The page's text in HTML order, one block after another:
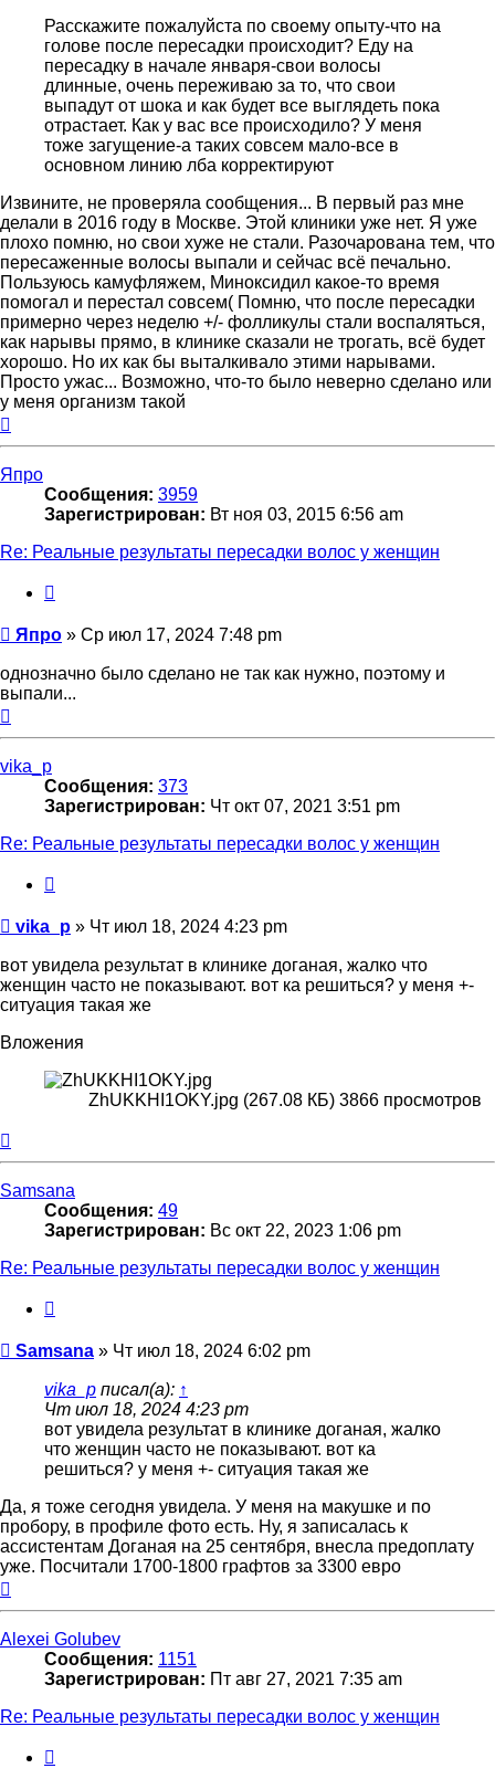
Расскажите пожалуйста по своему опыту-что на
голове после пересадки происходит? Еду на
пересадку в начале января-свои волосы
длинные, очень переживаю за то, что свои
выпадут от шока и как будет все выглядеть пока
отрастает. Как у вас все происходило? У меня
тоже загущение-а таких совсем мало-все в
основном линию лба корректируют
Извините, не проверяла сообщения... В первый раз мне
делали в 2016 году в Москве. Этой клиники уже нет. Я уже
плохо помню, но свои хуже не стали. Разочарована тем, что
пересаженные волосы выпали и сейчас всё печально.
Пользуюсь камуфляжем, Миноксидил какое-то время
помогал и перестал совсем( Помню, что после пересадки
примерно через неделю +/- фолликулы стали воспаляться,
как нарывы прямо, в клинике сказали не трогать, всё будет
хорошо. Но их как бы выталкивало этими нарывами.
Просто ужас... Возможно, что-то было неверно сделано или
у меня организм такой
Япро
Сообщения: 3959
Зарегистрирован: Вт ноя 03, 2015 6:56 am
Re: Реальные результаты пересадки волос у женщин
Сообщение
Япро » Ср июл 17, 2024 7:48 pm
однозначно было сделано не так как нужно, поэтому и
выпали...
vika_p
Сообщения: 373
Зарегистрирован: Чт окт 07, 2021 3:51 pm
Re: Реальные результаты пересадки волос у женщин
Сообщение
vika_p » Чт июл 18, 2024 4:23 pm
вот увидела результат в клинике доганая, жалко что
женщин часто не показывают. вот ка решиться? у меня +-
ситуация такая же
Вложения
ZhUKKHI1OKY.jpg (267.08 КБ) 3866 просмотров
Samsana
Сообщения: 49
Зарегистрирован: Вс окт 22, 2023 1:06 pm
Re: Реальные результаты пересадки волос у женщин
Сообщение
Samsana » Чт июл 18, 2024 6:02 pm
vika_p писал(а): ↑
Чт июл 18, 2024 4:23 pm
вот увидела результат в клинике доганая, жалко
что женщин часто не показывают. вот ка
решиться? у меня +- ситуация такая же
Да, я тоже сегодня увидела. У меня на макушке и по
пробору, в профиле фото есть. Ну, я записалась к
ассистентам Доганая на 25 сентября, внесла предоплату
уже. Посчитали 1700-1800 графтов за 3300 евро
Alexei Golubev
Сообщения: 1151
Зарегистрирован: Пт авг 27, 2021 7:35 am
Re: Реальные результаты пересадки волос у женщин